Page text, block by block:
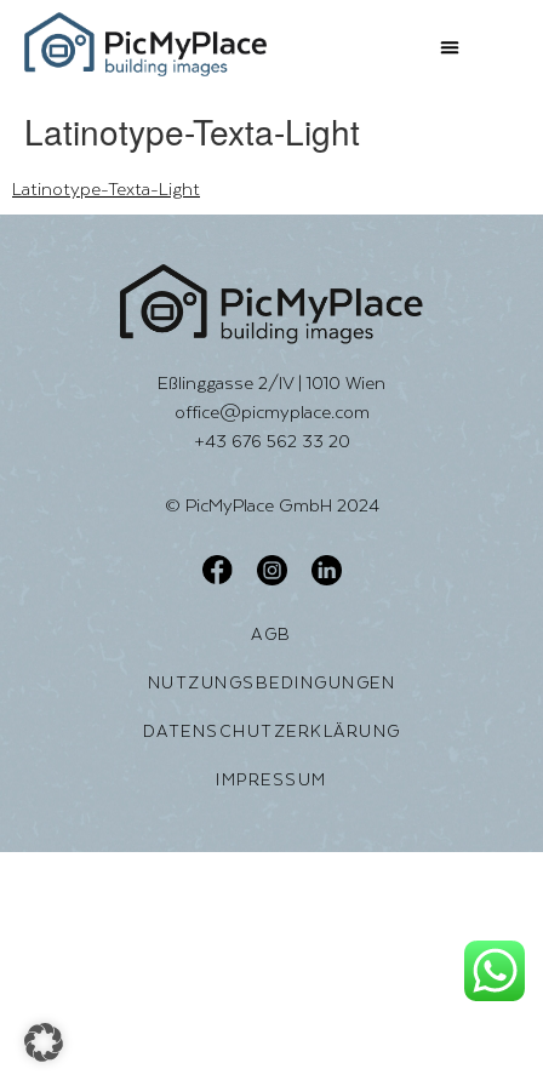
Latinotype-Texta-Light
Latinotype-Texta-Light
Eßlinggasse 2/IV | 1010 Wien
office@picmyplace.com
+43 676 562 33 20
© PicMyPlace GmbH 2024
AGB
NUTZUNGSBEDINGUNGEN
DATENSCHUTZERKLÄRUNG
IMPRESSUM